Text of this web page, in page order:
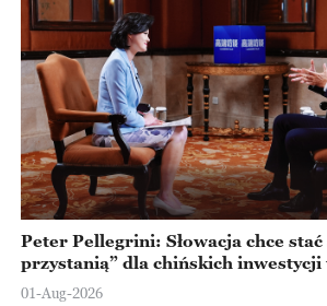
Peter Pellegrini: Słowacja chce stać
przystanią” dla chińskich inwestycji
Europejskiej
01-Aug-2026